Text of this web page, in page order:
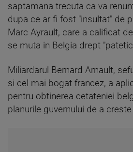
saptamana trecuta ca va
dupa ce ar fi fost "insultat" de
Marc Ayrault, care a calificat
se muta in Belgia drept
Miliardarul Bernard Arnault,
si cel mai bogat francez, a
pentru obtinerea cetateniei
planurile guvernului de a